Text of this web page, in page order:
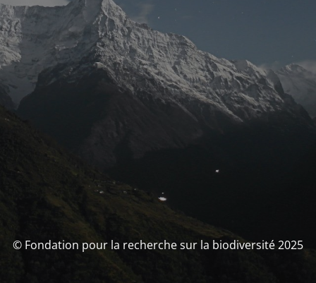
© Fondation pour la recherche sur la biodiversité 2025